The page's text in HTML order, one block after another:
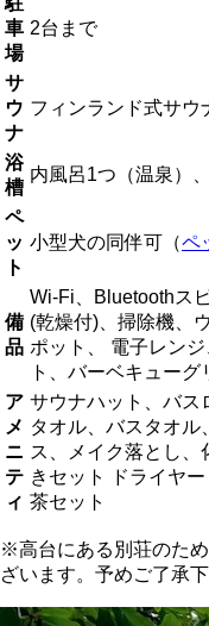
車
場
2台まで
サ
ウ
ナ
フィンランド式サウ
浴
槽
内風呂1つ（温泉）
ペ
ッ
ト
小型犬の同伴可（ペ
備
品
Wi-Fi、Bluetoothス
(乾燥付)、掃除機、
ポット、 電子レン
ト、バーベキュー
ア
メ
ニ
テ
ィ
サウナハット、バス
タオル、バスタオル
ス、メイク落とし、
きセット ドライヤ
茶セット
※高台にある別荘のた
ざいます。予めご了承下